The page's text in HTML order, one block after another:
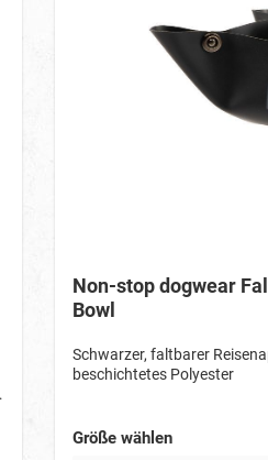
Non-stop dogwear
Bowl
Schwarzer, faltbarer
beschichtetes Polyester
Größe wählen